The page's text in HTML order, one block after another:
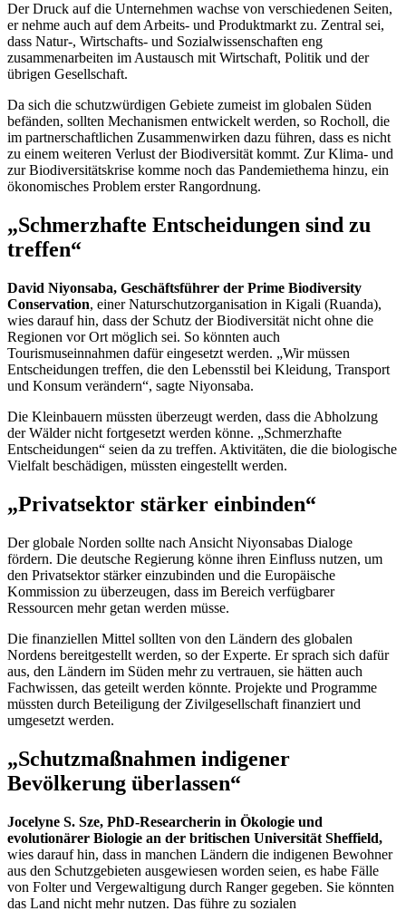
Der Druck auf die Unternehmen wachse von verschiedenen Seiten,
er nehme auch auf dem Arbeits- und Produktmarkt zu. Zentral sei,
dass Natur-, Wirtschafts- und Sozialwissenschaften eng
zusammenarbeiten im Austausch mit Wirtschaft, Politik und der
übrigen Gesellschaft.
Da sich die schutzwürdigen Gebiete zumeist im globalen Süden
befänden, sollten Mechanismen entwickelt werden, so Rocholl, die
im partnerschaftlichen Zusammenwirken dazu führen, dass es nicht
zu einem weiteren Verlust der Biodiversität kommt. Zur Klima- und
zur Biodiversitätskrise komme noch das Pandemiethema hinzu, ein
ökonomisches Problem erster Rangordnung.
„Schmerzhafte Entscheidungen sind zu
treffen“
David Niyonsaba, Geschäftsführer der Prime Biodiversity
Conservation, einer Naturschutzorganisation in Kigali (Ruanda),
wies darauf hin, dass der Schutz der Biodiversität nicht ohne die
Regionen vor Ort möglich sei. So könnten auch
Tourismuseinnahmen dafür eingesetzt werden. „Wir müssen
Entscheidungen treffen, die den Lebensstil bei Kleidung, Transport
und Konsum verändern“, sagte Niyonsaba.
Die Kleinbauern müssten überzeugt werden, dass die Abholzung
der Wälder nicht fortgesetzt werden könne. „Schmerzhafte
Entscheidungen“ seien da zu treffen. Aktivitäten, die die biologische
Vielfalt beschädigen, müssten eingestellt werden.
„Privatsektor stärker einbinden“
Der globale Norden sollte nach Ansicht Niyonsabas Dialoge
fördern. Die deutsche Regierung könne ihren Einfluss nutzen, um
den Privatsektor stärker einzubinden und die Europäische
Kommission zu überzeugen, dass im Bereich verfügbarer
Ressourcen mehr getan werden müsse.
Die finanziellen Mittel sollten von den Ländern des globalen
Nordens bereitgestellt werden, so der Experte. Er sprach sich dafür
aus, den Ländern im Süden mehr zu vertrauen, sie hätten auch
Fachwissen, das geteilt werden könnte. Projekte und Programme
müssten durch Beteiligung der Zivilgesellschaft finanziert und
umgesetzt werden.
„Schutzmaßnahmen indigener
Bevölkerung überlassen“
Jocelyne S. Sze, PhD-Researcherin in Ökologie und
evolutionärer Biologie an der britischen Universität Sheffield,
wies darauf hin, dass in manchen Ländern die indigenen Bewohner
aus den Schutzgebieten ausgewiesen worden seien, es habe Fälle
von Folter und Vergewaltigung durch Ranger gegeben. Sie könnten
das Land nicht mehr nutzen. Das führe zu sozialen